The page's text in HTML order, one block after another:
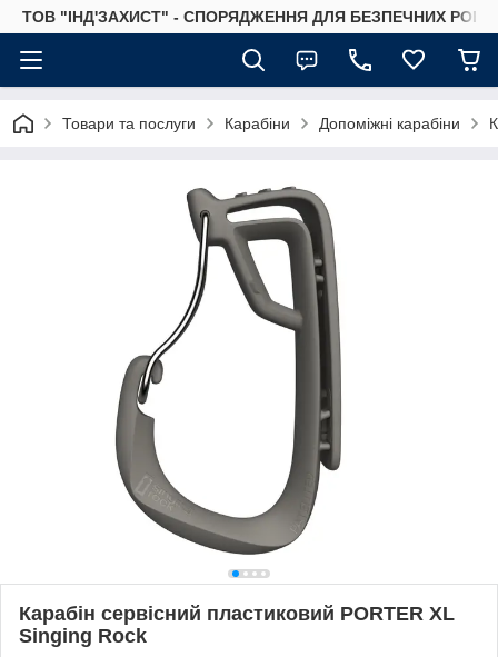
ТОВ "ІНД'ЗАХИСТ" - СПОРЯДЖЕННЯ ДЛЯ БЕЗПЕЧНИХ
Товари та послуги Карабіни Допоміжні карабіни
Карабін сервісний пластиковий PORTER XL
Singing Rock